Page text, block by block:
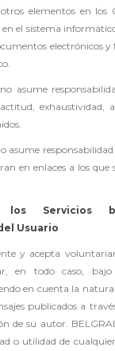
elementos en los
el sistema
electrónicos y
asume
exhaustividad,
asume
en enlaces a los que
los Servicios
Usuario
y acepta
en todo caso,
en cuenta la
publicados a
de su autor.
o utilidad de